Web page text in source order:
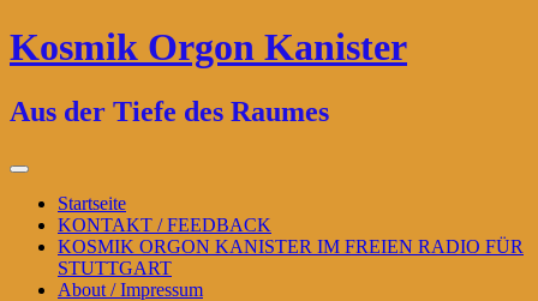
Zum
Inhalt
Kosmik Orgon Kanister
Aus der Tiefe des Raumes
Primäres
Startseite
KONTAKT / FEEDBACK
KOSMIK ORGON KANISTER IM FREIEN RADIO FÜR
STUTTGART
About / Impressum